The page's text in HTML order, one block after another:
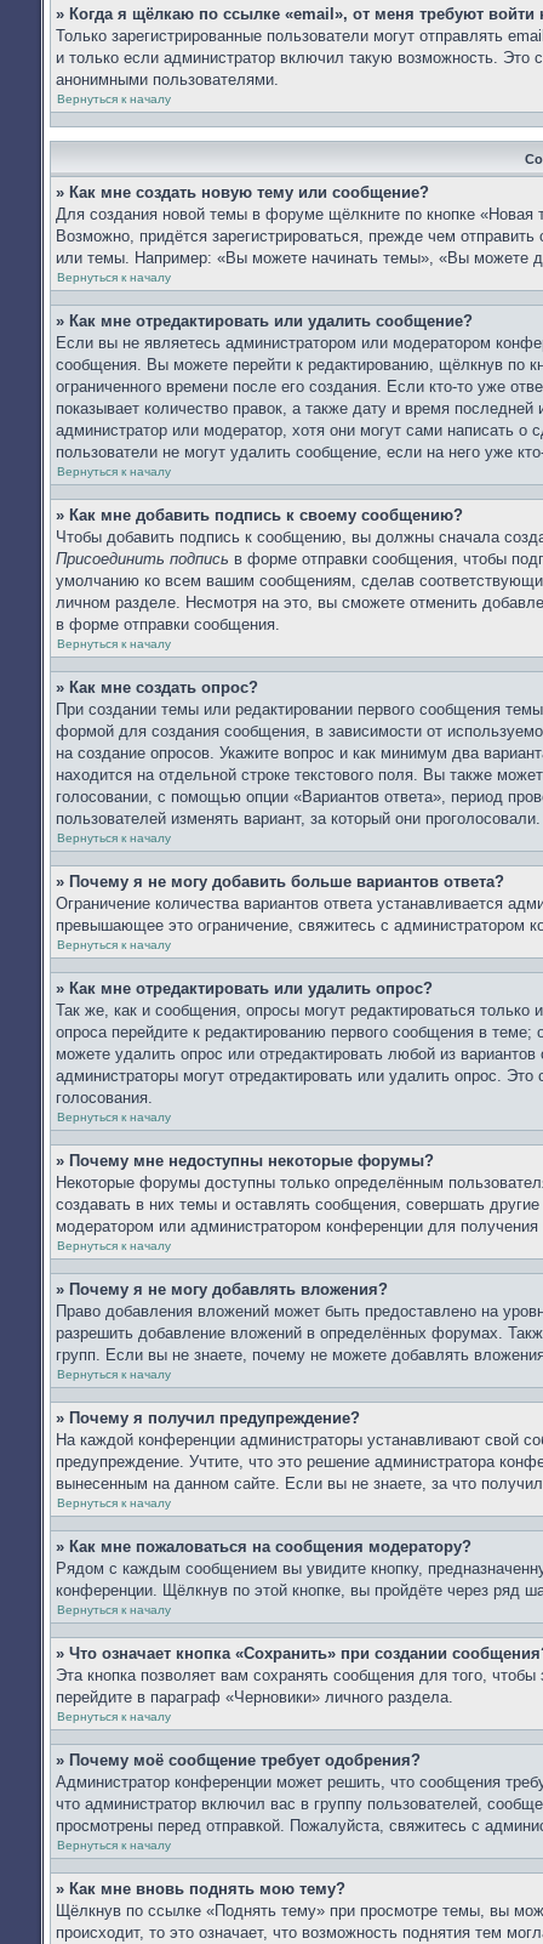
» Когда я щёлкаю по ссылке «email», от меня требуют
Только зарегистрированные пользователи могут отправлять
и только если администратор включил такую возможность. Это
анонимными пользователями.
Вернуться к началу
» Как мне создать новую тему или сообщение?
Для создания новой темы в форуме щёлкните по кнопке
Возможно, придётся зарегистрироваться, прежде чем
или темы. Например: «Вы можете начинать темы», «Вы можете
Вернуться к началу
» Как мне отредактировать или удалить сообщение?
Если вы не являетесь администратором или модератором
сообщения. Вы можете перейти к редактированию, щёлкнув по
ограниченного времени после его создания. Если кто-то уже
показывает количество правок, а также дату и время
администратор или модератор, хотя они могут сами написать
пользователи не могут удалить сообщение, если на него уже
Вернуться к началу
» Как мне добавить подпись к своему сообщению?
Чтобы добавить подпись к сообщению, вы должны сначала
Присоединить подпись в форме отправки сообщения, чтобы
умолчанию ко всем вашим сообщениям, сделав
личном разделе. Несмотря на это, вы сможете отменить
в форме отправки сообщения.
Вернуться к началу
» Как мне создать опрос?
При создании темы или редактировании первого сообщения
формой для создания сообщения, в зависимости от
на создание опросов. Укажите вопрос и как минимум два
находится на отдельной строке текстового поля. Вы также
голосовании, с помощью опции «Вариантов ответа», период
пользователей изменять вариант, за который они проголосовали.
Вернуться к началу
» Почему я не могу добавить больше вариантов ответа?
Ограничение количества вариантов ответа устанавливается
превышающее это ограничение, свяжитесь с администратором
Вернуться к началу
» Как мне отредактировать или удалить опрос?
Так же, как и сообщения, опросы могут редактироваться
опроса перейдите к редактированию первого сообщения в
можете удалить опрос или отредактировать любой из
администраторы могут отредактировать или удалить опрос.
голосования.
Вернуться к началу
» Почему мне недоступны некоторые форумы?
Некоторые форумы доступны только определённым
создавать в них темы и оставлять сообщения, совершать
модератором или администратором конференции для получения
Вернуться к началу
» Почему я не могу добавлять вложения?
Право добавления вложений может быть предоставлено на
разрешить добавление вложений в определённых форумах.
групп. Если вы не знаете, почему не можете добавлять
Вернуться к началу
» Почему я получил предупреждение?
На каждой конференции администраторы устанавливают свой
предупреждение. Учтите, что это решение администратора
вынесенным на данном сайте. Если вы не знаете, за что
Вернуться к началу
» Как мне пожаловаться на сообщения модератору?
Рядом с каждым сообщением вы увидите кнопку,
конференции. Щёлкнув по этой кнопке, вы пройдёте через ряд
Вернуться к началу
» Что означает кнопка «Сохранить» при создании
Эта кнопка позволяет вам сохранять сообщения для того,
перейдите в параграф «Черновики» личного раздела.
Вернуться к началу
» Почему моё сообщение требует одобрения?
Администратор конференции может решить, что сообщения
что администратор включил вас в группу пользователей,
просмотрены перед отправкой. Пожалуйста, свяжитесь с
Вернуться к началу
» Как мне вновь поднять мою тему?
Щёлкнув по ссылке «Поднять тему» при просмотре темы, вы
происходит, то это означает, что возможность поднятия тем